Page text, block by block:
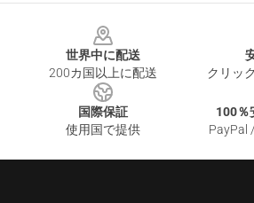
世界中に配送
200カ国以上に配送
クリッ
国際保証
使用国で提供
100％
PayPal